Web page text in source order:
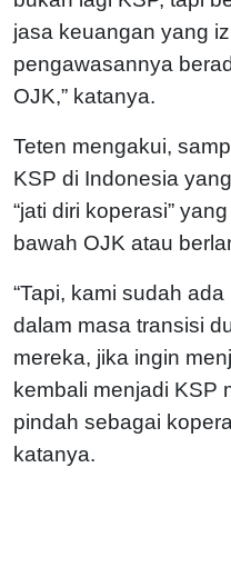
jasa keuangan yang
pengawasannya
OJK,” katanya.
Teten mengakui,
KSP di Indonesia
“jati diri koperasi”
bawah OJK atau
“Tapi, kami sudah
dalam masa transisi
mereka, jika ingin
kembali menjadi KSP
pindah sebagai
katanya.